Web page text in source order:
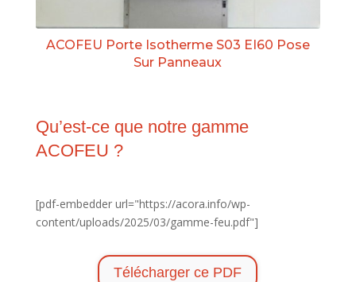
ACOFEU Porte Isotherme S03 EI60 Pose
Sur Panneaux
Qu’est-ce que notre gamme
ACOFEU ?
[pdf-embedder url="https://acora.info/wp-
content/uploads/2025/03/gamme-feu.pdf"]
Télécharger ce PDF